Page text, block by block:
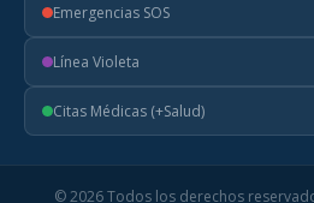
Emergencias SOS
Línea Violeta
Citas Médicas (+Salud)
© 2026 Todos los derechos